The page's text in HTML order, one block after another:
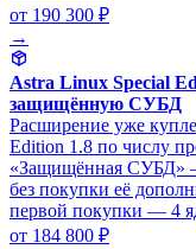
от 190 300 ₽
→
Astra Linux Special
защищённую СУБД
Расширение уже
Edition 1.8 по числу
«Защищённая СУБД»
без покупки её
первой покупки — 4
от 184 800 ₽